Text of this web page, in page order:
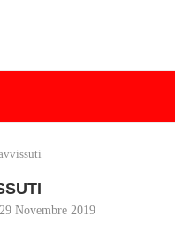
29 Novembre 2019